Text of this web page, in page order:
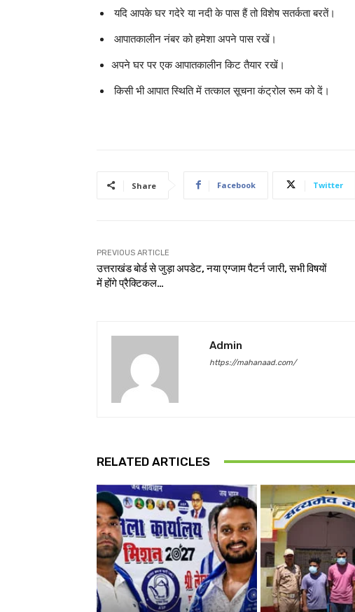
यदि आपके घर गदेरे या नदी के पास हैं तो विशेष सतर्कता बरतें।
आपातकालीन नंबर को हमेशा अपने पास रखें।
अपने घर पर एक आपातकालीन किट तैयार रखें।
किसी भी आपात स्थिति में तत्काल सूचना कंट्रोल रूम को दें।
Share Facebook Twitter
PREVIOUS ARTICLE
उत्तराखंड बोर्ड से जुड़ा अपडेट, नया एग्जाम पैटर्न जारी, सभी विषयों
में होंगे प्रैक्टिकल…
Admin
https://mahanaad.com/
RELATED ARTICLES